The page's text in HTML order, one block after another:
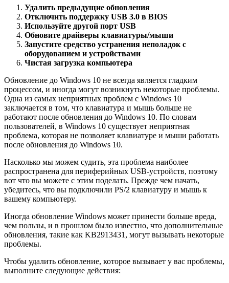
Удалить предыдущие обновления
Отключить поддержку USB 3.0 в BIOS
Используйте другой порт USB
Обновите драйверы клавиатуры/мыши
Запустите средство устранения неполадок с
оборудованием и устройствами
Чистая загрузка компьютера
Обновление до Windows 10 не всегда является гладким
процессом, и иногда могут возникнуть некоторые проблемы.
Одна из самых неприятных проблем с Windows 10
заключается в том, что клавиатура и мышь больше не
работают после обновления до Windows 10. По словам
пользователей, в Windows 10 существует неприятная
проблема, которая не позволяет клавиатуре и мыши работать
после обновления до Windows 10.
Насколько мы можем судить, эта проблема наиболее
распространена для периферийных USB-устройств, поэтому
вот что вы можете с этим поделать. Прежде чем начать,
убедитесь, что вы подключили PS/2 клавиатуру и мышь к
вашему компьютеру.
Иногда обновление Windows может принести больше вреда,
чем пользы, и в прошлом было известно, что дополнительные
обновления, такие как KB2913431, могут вызывать некоторые
проблемы.
Чтобы удалить обновление, которое вызывает у вас проблемы,
выполните следующие действия: